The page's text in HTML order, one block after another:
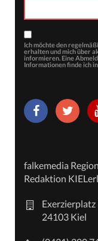
Ich möchte den
erhalten und mich über
informieren. Eine
Informationen finde ich
falkemedia
Redaktion
Exerzierplatz
24103 Kiel